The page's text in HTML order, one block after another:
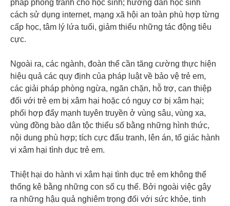
pháp phòng tránh cho học sinh; hướng dẫn học sinh
cách sử dụng internet, mạng xã hội an toàn phù hợp từng
cấp học, tâm lý lứa tuổi, giảm thiểu những tác động tiêu
cực.
Ngoài ra, các ngành, đoàn thể cần tăng cường thực hiện
hiệu quả các quy định của pháp luật về bảo vệ trẻ em,
các giải pháp phòng ngừa, ngăn chặn, hỗ trợ, can thiệp
đối với trẻ em bị xâm hại hoặc có nguy cơ bị xâm hại;
phối hợp đẩy mạnh tuyên truyền ở vùng sâu, vùng xa,
vùng đồng bào dân tộc thiểu số bằng những hình thức,
nội dung phù hợp; tích cực đấu tranh, lên án, tố giác hành
vi xâm hại tình dục trẻ em.
Thiệt hại do hành vi xâm hại tình dục trẻ em không thể
thống kê bằng những con số cụ thể. Bởi ngoài việc gây
ra những hậu quả nghiêm trọng đối với sức khỏe, tinh